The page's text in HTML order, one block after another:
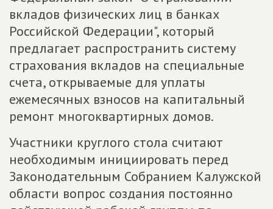
вкладов физических лиц в банках
Российской Федерации", который
предлагает распространить систему
страхования вкладов на специальные
счета, открываемые для уплаты
ежемесячных взносов на капитальный
ремонт многоквартирных домов.
Участники круглого стола считают
необходимым инициировать перед
Законодательным Собранием Калужской
области вопрос создания постоянно